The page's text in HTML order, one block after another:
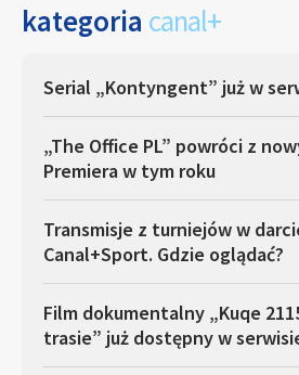
kategoria canal+
Serial „Kontyngent” już w
„The Office PL” powróci z
Premiera w tym roku
Transmisje z turniejów w
Canal+Sport. Gdzie oglądać?
Film dokumentalny „Kuqe
trasie” już dostępny w